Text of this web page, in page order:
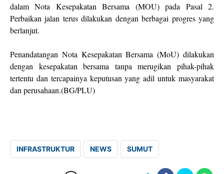
dalam Nota Kesepakatan Bersama (MOU) pada Pasal 2.
Perbaikan jalan terus dilakukan dengan berbagai progres yang
berlanjut.⁣
Penandatangan Nota Kesepakatan Bersama (MoU) dilakukan
dengan kesepakatan bersama tanpa merugikan pihak-pihak
tertentu dan tercapainya keputusan yang adil untuk masyarakat
dan perusahaan.⁣⁣(BG/PLU)
INFRASTRUKTUR NEWS SUMUT